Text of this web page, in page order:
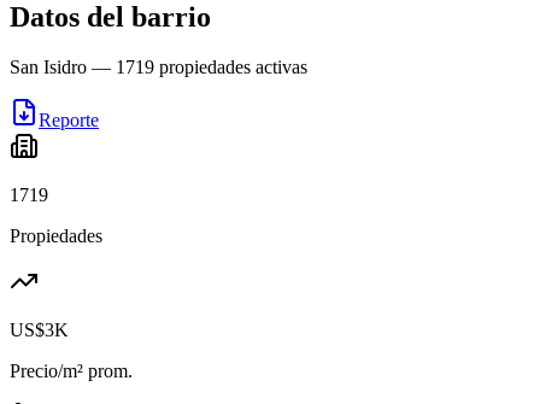
Datos del barrio
San Isidro — 1719 propiedades activas
Reporte
1719
Propiedades
US$3K
Precio/m² prom.